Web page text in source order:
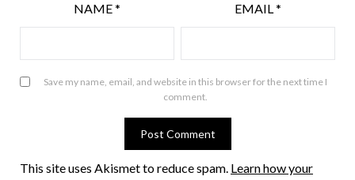
NAME* EMAIL*
Save my name, email, and website in this browser for the next time I
comment.
This site uses Akismet to reduce spam. Learn how your